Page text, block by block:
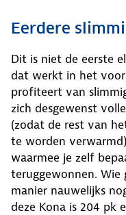
Eerdere
Dit is niet de eerste
dat werkt in het
profiteert van
zich desgewenst
(zodat de rest van
te worden
waarmee je zelf
teruggewonnen.
manier nauwelijks
deze Kona is 204 pk